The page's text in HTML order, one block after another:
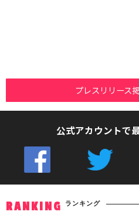
プレスリリース
公式アカウントで
RANKING ランキング